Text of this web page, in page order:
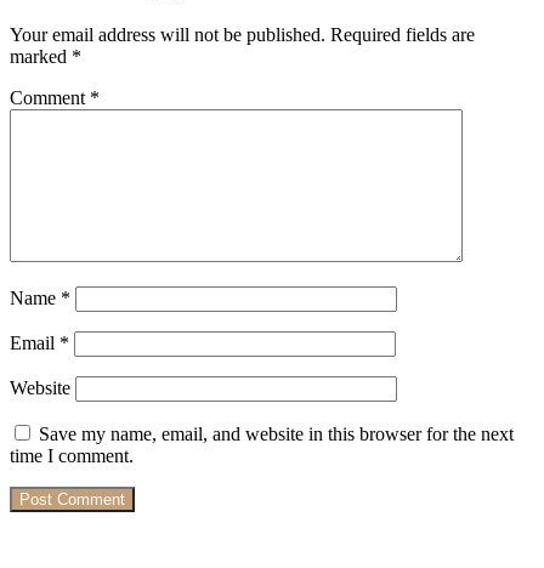
Your email address will not be published. Required fields are
marked *
Comment *
Name *
Email *
Website
Save my name, email, and website in this browser for the next
time I comment.